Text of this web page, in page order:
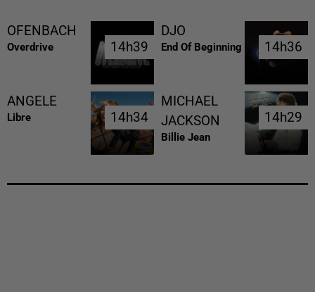
OFENBACH
Overdrive 14h39
14h39
DJO
End Of Beginning 14h36
14h36
ANGELE
Libre 14h34
14h34
MICHAEL
JACKSON
Billie Jean
14h29
14h29